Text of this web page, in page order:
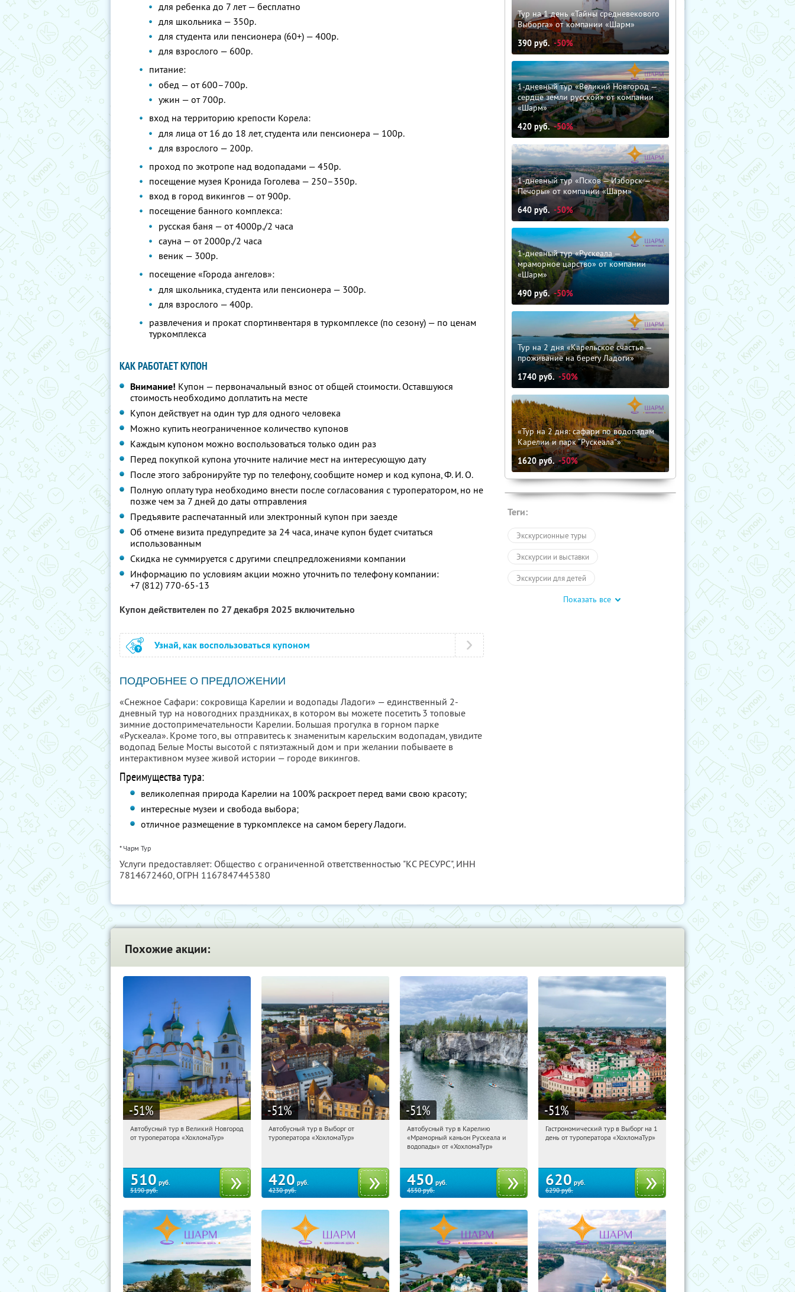
для ребенка до 7 лет — бесплатно
для школьника — 350р.
для студента или пенсионера (60+) — 400р.
для взрослого — 600р.
питание:
обед — от 600–700р.
ужин — от 700р.
вход на территорию крепости Корела:
для лица от 16 до 18 лет, студента или пенсионера — 100р.
для взрослого — 200р.
проход по экотропе над водопадами — 450р.
посещение музея Кронида Гоголева — 250–350р.
вход в город викингов — от 900р.
посещение банного комплекса:
русская баня — от 4000р./2 часа
сауна — от 2000р./2 часа
веник — 300р.
посещение «Города ангелов»:
для школьника, студента или пенсионера — 300р.
для взрослого — 400р.
развлечения и прокат спортинвентаря в туркомплексе (по сезону) — по ценам
туркомплекса
КАК РАБОТАЕТ КУПОН
Внимание! Купон — первоначальный взнос от общей стоимости. Оставшуюся
стоимость необходимо доплатить на месте
Купон действует на один тур для одного человека
Можно купить неограниченное количество купонов
Каждым купоном можно воспользоваться только один раз
Перед покупкой купона уточните наличие мест на интересующую дату
После этого забронируйте тур по телефону, сообщите номер и код купона,Ф. И. О.
Полную оплату тура необходимо внести после согласования с туроператором, но не
позже чем за 7 дней до даты отправления
Предъявите распечатанный или электронный купон при заезде
Об отмене визита предупредите за 24 часа, иначе купон будет считаться
использованным
Скидка не суммируется с другими спецпредложениями компании
Информацию по условиям акции можно уточнить по телефону компании:
+7 (812) 770-65-13
Купон действителен по 27 декабря 2025 включительно
Узнай, как воспользоваться купоном
ПОДРОБНЕЕ О ПРЕДЛОЖЕНИИ
«Снежное Сафари: сокровища Карелии и водопады Ладоги» — единственный 2-
дневный тур на новогодних праздниках, в котором вы можете посетить 3 топовые
зимние достопримечательности Карелии. Большая прогулка в горном парке
«Рускеала». Кроме того, вы отправитесь к знаменитым карельским водопадам, увидите
водопад Белые Мосты высотой с пятиэтажный дом и при желании побываете в
интерактивном музее живой истории — городе викингов.
Преимущества тура:
великолепная природа Карелии на 100% раскроет перед вами свою красоту;
интересные музеи и свобода выбора;
отличное размещение в туркомплексе на самом берегу Ладоги.
* Чарм Тур
Услуги предоставляет: Общество с ограниченной ответственностью "КС РЕСУРС", ИНН
7814672460, ОГРН 1167847445380
Тур на 1 день «Тайны средневекового
Выборга» от компании «Шарм»
390 руб. -50%
1-дневный тур «Великий Новгород —
сердце земли русской» от компании
«Шарм»
420 руб. -50%
1-дневный тур «Псков — Изборск —
Печоры» от компании «Шарм»
640 руб. -50%
1-дневный тур «Рускеала —
мраморное царство» от компании
«Шарм»
490 руб. -50%
Тур на 2 дня «Карельское счастье —
проживание на берегу Ладоги»
1740 руб. -50%
«Тур на 2 дня: сафари по водопадам
Карелии и парк “Рускеала"»
1620руб. -50%
Теги:
Экскурсионные туры
Экскурсии и выставки
Экскурсии для детей
Автобусные экскурсии
Показать все
Похожие акции:
-51%
15:17:42 Купили:2
Автобусный тур в Великий Новгород
от туроператора «ХохломаТур»
510 руб.
5190руб.
-51%
15:17:42 Купили:
Автобусный тур в Выборг от
туроператора «ХохломаТур»
420 руб.
4230руб.
-51%
15:17:42 Купили:
Сенная площадь
Автобусный тур в Карелию
«Мраморный каньон Рускеала и
водопады» от «ХохломаТур»
450 руб.
4550руб.
-51%
15:17:42 Купили:5
Гастрономический тур в Выборг на 1
день от туроператора «ХохломаТур»
620 руб.
6290руб.